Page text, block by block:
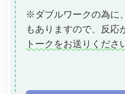
※ダブルワークの為に
もありますので、反応
トークをお送りくださ